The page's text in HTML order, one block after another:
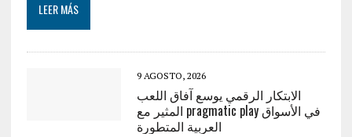
LEER MÁS
9 AGOSTO, 2026
الابتكار الرقمي يوسع آفاق اللعب
المثير مع pragmatic play في الأسواق
العربية المتطورة